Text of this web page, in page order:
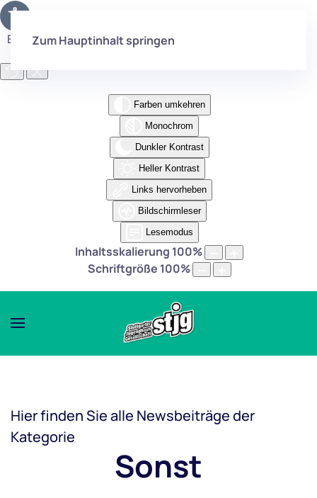
Eingabehilfen öffnen
Farben umkehren
Monochrom
Dunkler Kontrast
Heller Kontrast
Links hervorheben
Bildschirmleser
Lesemodus
Inhaltsskalierung 100%
Schriftgröße 100%
Zum Hauptinhalt springen
Hier finden Sie alle Newsbeiträge der
Kategorie
Sonst